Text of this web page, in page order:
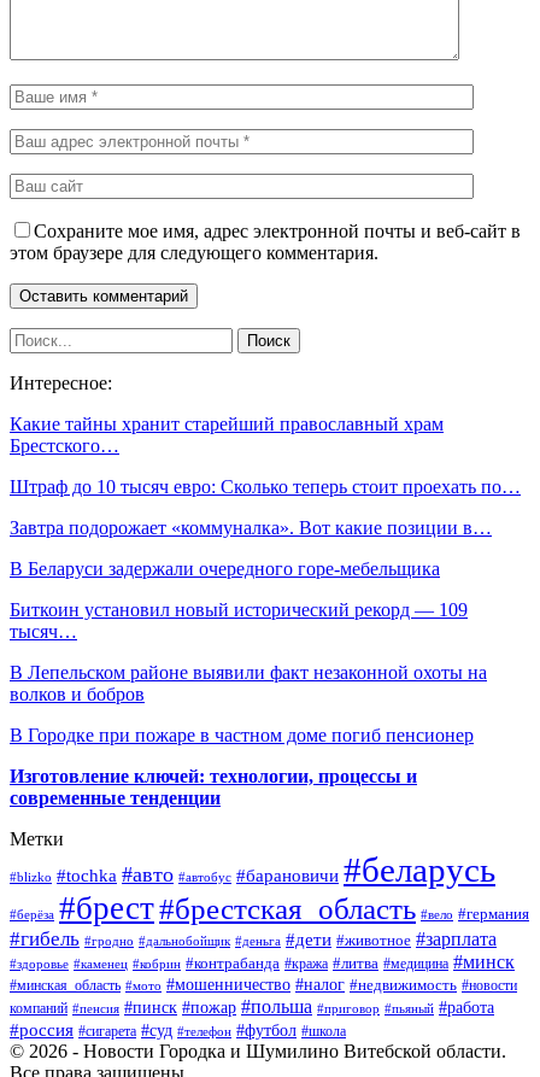
Сохраните мое имя, адрес электронной почты и веб-сайт в
этом браузере для следующего комментария.
Интересное:
Какие тайны хранит старейший православный храм
Брестского…
Штраф до 10 тысяч евро: Сколько теперь стоит проехать по…
Завтра подорожает «коммуналка». Вот какие позиции в…
В Беларуси задержали очередного горе-мебельщика
Биткоин установил новый исторический рекорд — 109
тысяч…
В Лепельском районе выявили факт незаконной охоты на
волков и бобров
В Городке при пожаре в частном доме погиб пенсионер
Изготовление ключей: технологии, процессы и
современные тенденции
Метки
#blizko #tochka #авто #автобус #барановичи #беларусь
#берёза #брест#брестская_область #вело #германия
#гибель #гродно #дальнобойщик #деньга #дети #животное #зарплата
#здоровье #каменец #кобрин #контрабанда #кража #литва #медицина #минск
#минская_область #мото #мошенничество #налог #недвижимость #новости
компаний #пенсия #пинск #пожар #польша #приговор #пьяный #работа
#россия #сигарета #суд #телефон #футбол #школа
© 2026 - Новости Городка и Шумилино Витебской области.
Все права защищены.